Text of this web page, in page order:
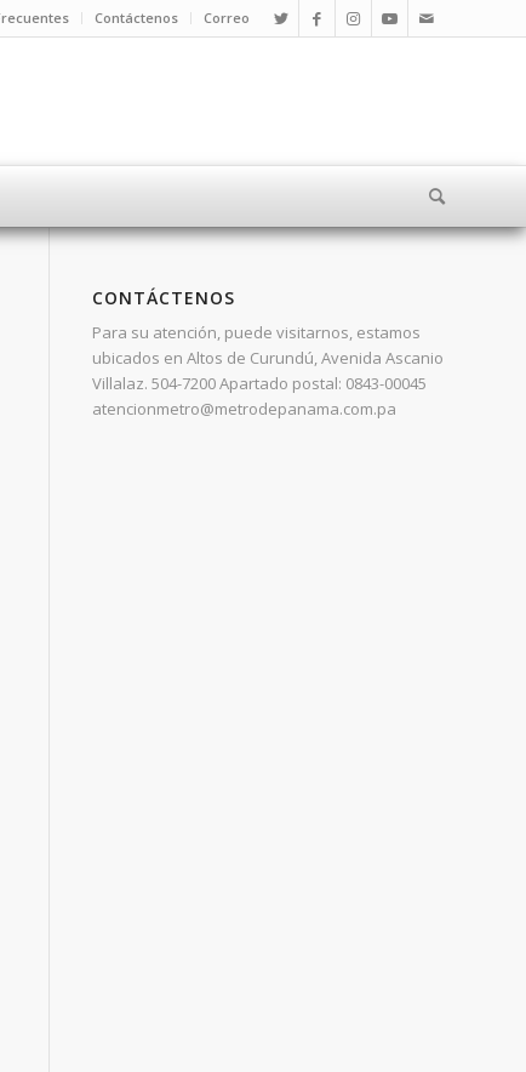
Contáctenos Correo
CONTÁCTENOS
Para su atención, puede visitarnos, estamos
ubicados en Altos de Curundú, Avenida Ascanio
Villalaz. 504-7200 Apartado postal: 0843-00045
atencionmetro@metrodepanama.com.pa